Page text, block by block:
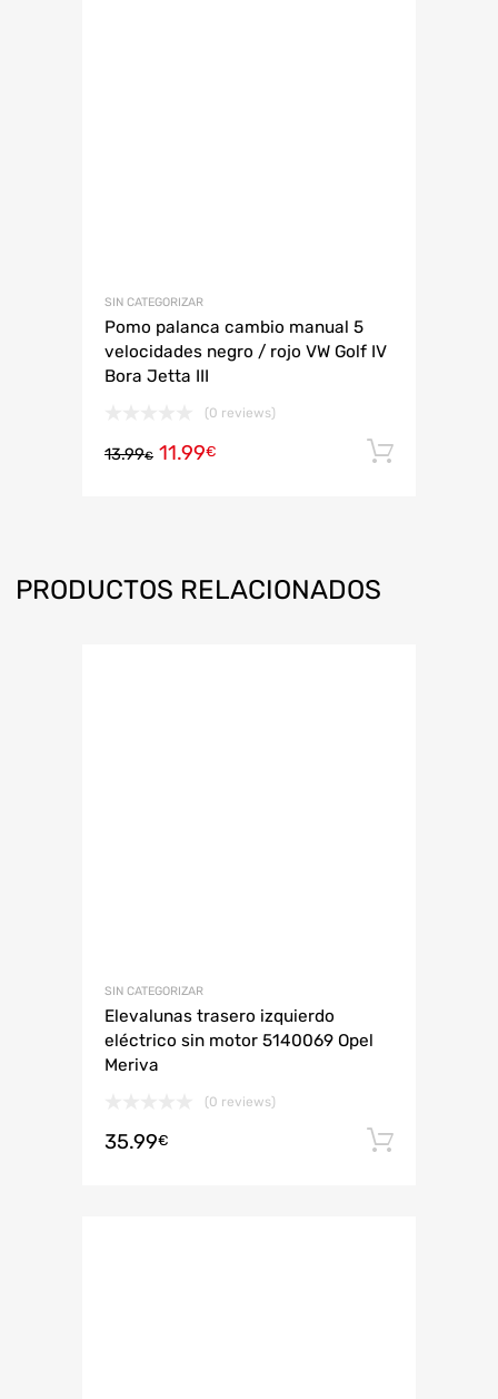
SIN CATEGORIZAR
Pomo palanca cambio manual 5
velocidades negro / rojo VW Golf IV
Bora Jetta III
(0 reviews)
13.99€ 11.99€
PRODUCTOS RELACIONADOS
SIN CATEGORIZAR
Elevalunas trasero izquierdo
eléctrico sin motor 5140069 Opel
Meriva
(0 reviews)
35.99€